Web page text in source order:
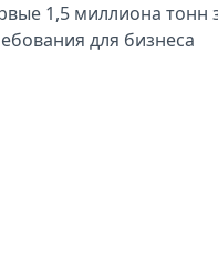
1,5 миллиона тонн
для бизнеса